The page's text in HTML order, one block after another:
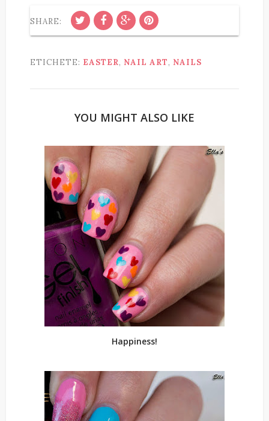
SHARE:
ETICHETE: EASTER, NAIL ART, NAILS
YOU MIGHT ALSO LIKE
Happiness!